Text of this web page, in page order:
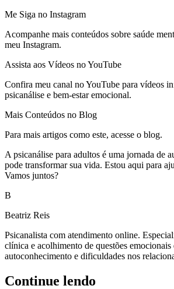
Me Siga no Instagram
Acompanhe mais conteúdos sobre saúde
meu Instagram.
Assista aos Vídeos no YouTube
Confira meu canal no YouTube para vídeos
psicanálise e bem-estar emocional.
Mais Conteúdos no Blog
Para mais artigos como este, acesse o blog.
A psicanálise para adultos é uma jornada de
pode transformar sua vida. Estou aqui para
Vamos juntos?
B
Beatriz Reis
Psicanalista com atendimento online.
clínica e acolhimento de questões
autoconhecimento e dificuldades nos
Continue lendo